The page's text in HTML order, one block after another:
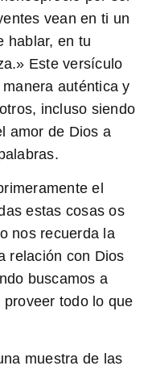
vean en ti un
hablar, en tu
Este versículo
auténtica y
incluso siendo
amor de Dios a
el
estas cosas os
nos recuerda la
relación con Dios
buscamos a
todo lo que
muestra de las